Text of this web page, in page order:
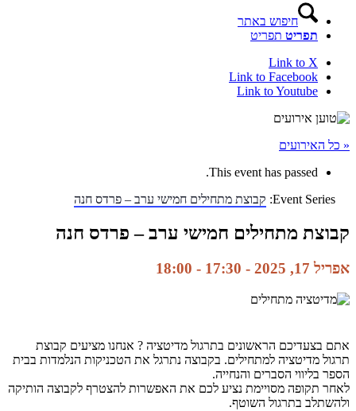
חיפוש באתר
תפריט תפריט
Link to X
Link to Facebook
Link to Youtube
« כל האירועים
This event has passed.
Event Series: קבוצת מתחילים חמישי ערב – פרדס חנה
קבוצת מתחילים חמישי ערב – פרדס חנה
אפריל 17, 2025 - 17:30 -
18:00
אתם בצעדיכם הראשונים בתרגול מדיטציה ? אנחנו מציעים קבוצת
תרגול מדיטציה למתחילים. בקבוצה נתרגל את הטכניקות הנלמדות בבית
הספר בליווי הסברים והנחייה.
לאחר תקופה מסויימת נציע לכם את האפשרות להצטרף לקבוצה הותיקה
ולהשתלב בתרגול השוטף.